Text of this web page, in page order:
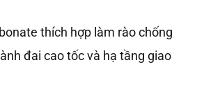
thích hợp làm rào chống
đai cao tốc và hạ tầng giao